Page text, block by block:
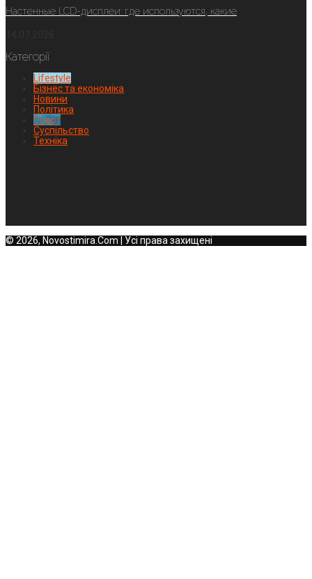
Настенные LCD-дисплеи: где используются, какие
Категорії
Lifestyle
Бізнес та економіка
Новини
Політика
Спорт
Суспільство
Техніка
© 2026, Novostimira.Com | Усі права захищені